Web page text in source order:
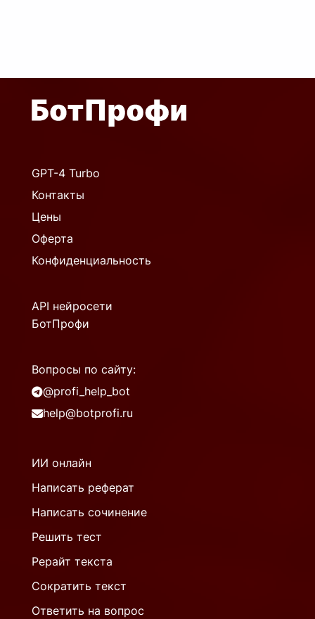
GPT-4 Turbo
Контакты
Цены
Оферта
Конфиденциальность
API нейросети
БотПрофи
Вопросы по сайту:
@profi_help_bot
help@botprofi.ru
ИИ онлайн
Написать реферат
Написать сочинение
Решить тест
Рерайт текста
Сократить текст
Ответить на вопрос